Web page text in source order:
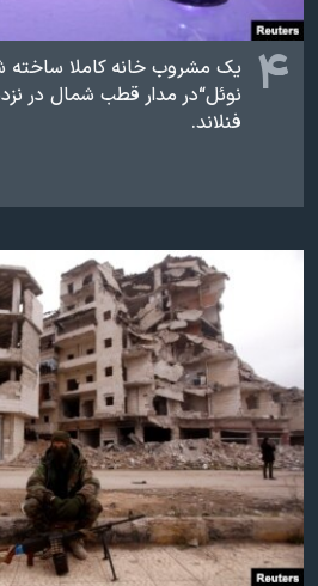
۴
یک مشروب خانه کاملا ساخته
نوئل“در مدار قطب شمال در
فنلاند.